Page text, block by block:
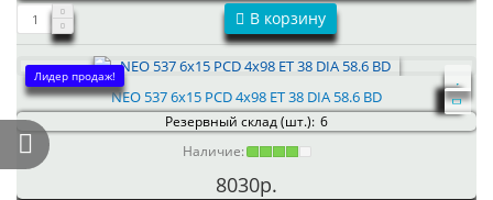
В корзину
Лидер продаж!
NEO 537 6x15 PCD 4x98 ET 38 DIA 58.6 BD
Резервный склад (шт.): 6
Наличие:
8030р.